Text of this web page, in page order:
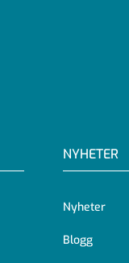
NYHETER
Nyheter
Blogg